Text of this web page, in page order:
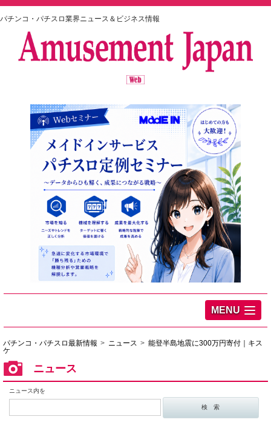
パチンコ・パチスロ業界ニュース＆ビジネス情報
MENU
パチンコ・パチスロ最新情報 ニュース
能登半島地震に300万円寄付｜キス
ケ
ニュース
ニュース内を